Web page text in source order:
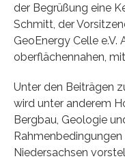
der Begrüßung eine
Schmitt, der
GeoEnergy Celle
oberflächennahen,
Unter den Beiträgen
wird unter anderem
Bergbau, Geologie
Niedersachsen